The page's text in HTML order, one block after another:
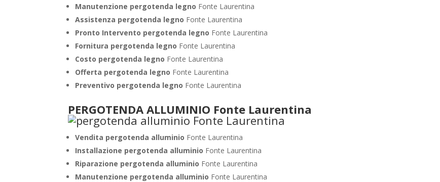
Manutenzione pergotenda legno Fonte Laurentina
Assistenza pergotenda legno Fonte Laurentina
Pronto Intervento pergotenda legno Fonte Laurentina
Fornitura pergotenda legno Fonte Laurentina
Costo pergotenda legno Fonte Laurentina
Offerta pergotenda legno Fonte Laurentina
Preventivo pergotenda legno Fonte Laurentina
PERGOTENDA ALLUMINIO Fonte Laurentina
Vendita pergotenda alluminio Fonte Laurentina
Installazione pergotenda alluminio Fonte Laurentina
Riparazione pergotenda alluminio Fonte Laurentina
Manutenzione pergotenda alluminio Fonte Laurentina